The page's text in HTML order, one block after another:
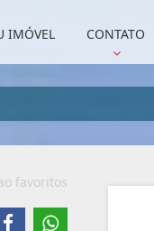
IMÓVEL CONTATO
favoritos